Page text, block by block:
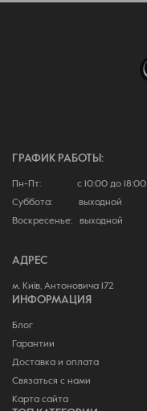
ГРАФИК РАБОТЫ:
Пн-Пт: с 10:00 до 18:00
Суббота: выходной
Воскресенье: выходной
АДРЕС
м. Київ, Антоновича 172
ИНФОРМАЦИЯ
Блог
Гарантии
Доставка и оплата
Связаться с нами
Карта сайта